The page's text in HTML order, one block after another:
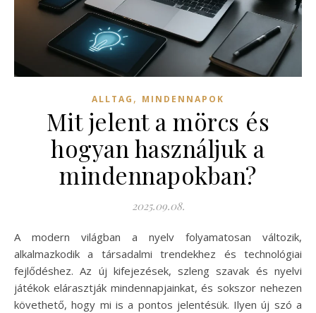
ALLTAG , MINDENNAPOK
Mit jelent a mörcs és
hogyan használjuk a
mindennapokban?
2025.09.08.
A modern világban a nyelv folyamatosan változik,
alkalmazkodik a társadalmi trendekhez és technológiai
fejlődéshez. Az új kifejezések, szleng szavak és nyelvi
játékok elárasztják mindennapjainkat, és sokszor nehezen
követhető, hogy mi is a pontos jelentésük. Ilyen új szó a